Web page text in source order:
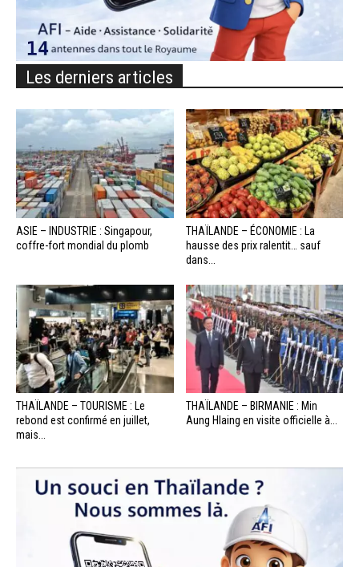
Les derniers articles
ASIE – INDUSTRIE : Singapour,
coffre-fort mondial du plomb
THAÏLANDE – ÉCONOMIE : La
hausse des prix ralentit… sauf
dans...
THAÏLANDE – TOURISME : Le
rebond est confirmé en juillet,
mais...
THAÏLANDE – BIRMANIE : Min
Aung Hlaing en visite officielle à...